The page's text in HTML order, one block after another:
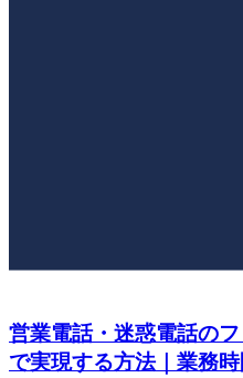
営業電話・迷惑電話の
で実現する方法｜業務